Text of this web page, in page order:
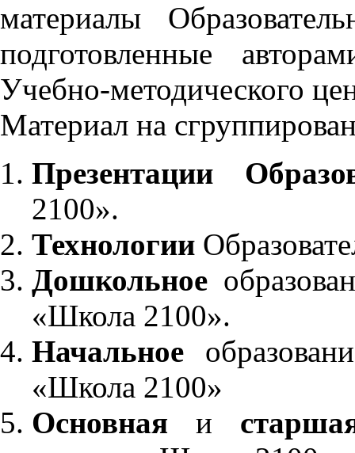
материалы
подготовленные
Учебно-методического
Материал на
Презентации
2100».
Технологии
Дошкольное
«Школа 2100».
Начальное
«Школа 2100»
Основнаяи